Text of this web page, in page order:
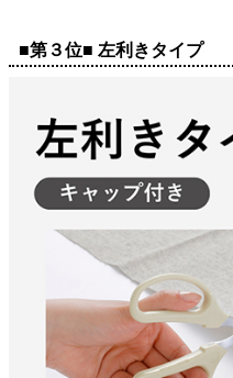
■第３位■ 左利きタイプ